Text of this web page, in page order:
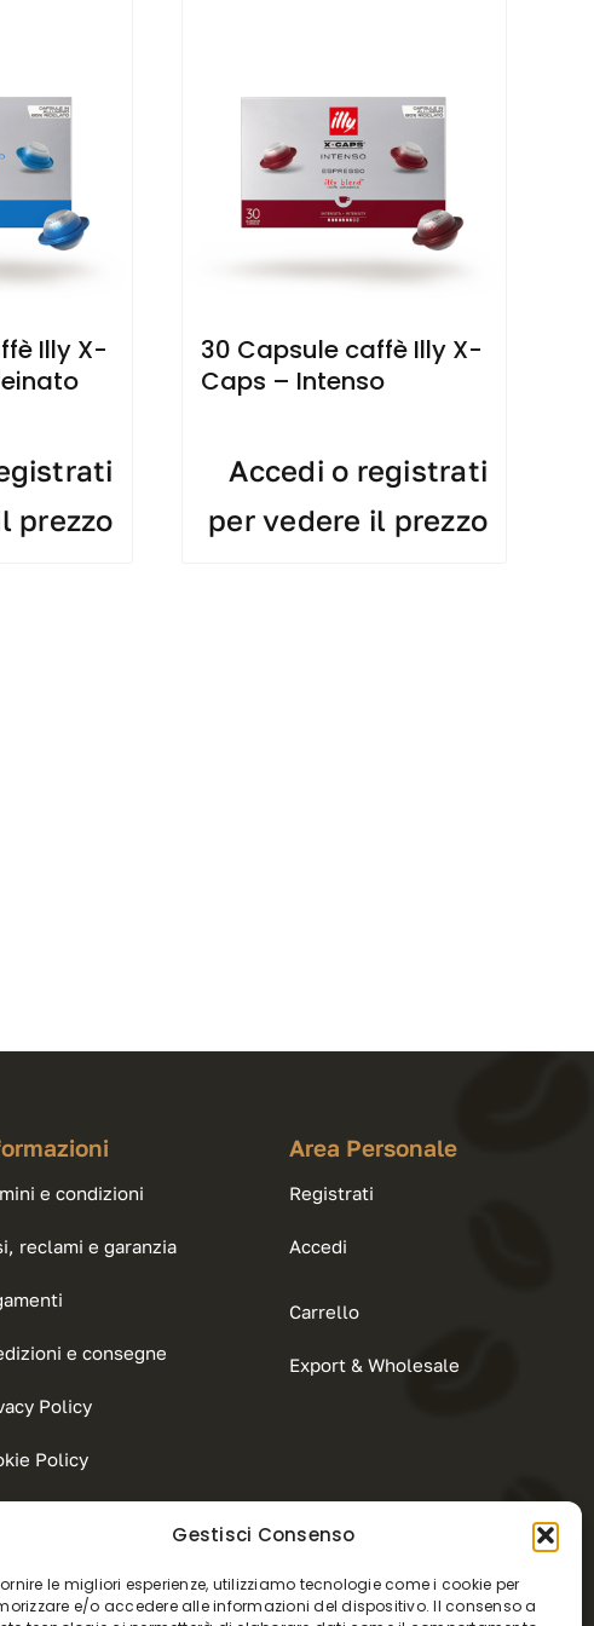
Gestisci Consenso
le migliori esperienze, utilizziamo tecnologie come i cookie per
e/o accedere alle informazioni del dispositivo. Il consenso a
Illy X-
prezzo
30 Capsule caffè Illy X-
Caps – Intenso
Accedi o registrati
per vedere il prezzo
e condizioni
reclami e garanzia
e consegne
Policy
Policy
Area Personale
Registrati
Accedi
Carrello
Export & Wholesale